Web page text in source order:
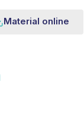
Material online